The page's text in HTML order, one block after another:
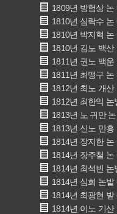
1809년 방험상 논
1810년 심락수 논
1810년 박지혁 논
1810년 김노 백산
1811년 권노 백
1811년 최맹구 논
1812년 최노 개
1812년 최한익 논
1813년 노 귀만
1813년 신노 만흥
1814년 장지한 논
1814년 장주철 논
1814년 최석빈 논
1814년 심희 논
1814년 최광현
1814년 이노 기산